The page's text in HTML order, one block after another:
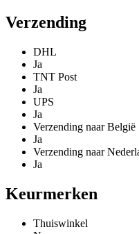
Verzending
DHL
Ja
TNT Post
Ja
UPS
Ja
Verzending naar België
Ja
Verzending naar
Ja
Keurmerken
Thuiswinkel